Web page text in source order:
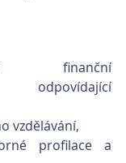
finanční
odpovídající
vzdělávání,
profilace a